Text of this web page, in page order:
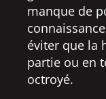
manque de
éviter que la
partie ou en
octroyé.